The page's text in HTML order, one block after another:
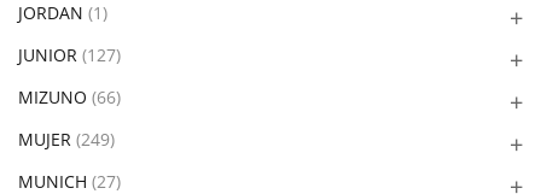
JORDAN (1)
JUNIOR (127)
MIZUNO (66)
MUJER (249)
MUNICH (27)